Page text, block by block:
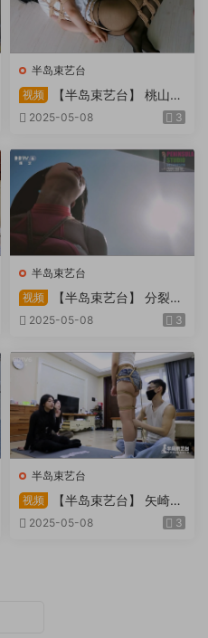
半岛束艺台
视频
【半岛束艺台】 桃山漫
画改编03 团缚美女超刺激玩
2025-05-08 3
半岛束艺台
视频
【半岛束艺台】 分裂的
快感：捆绑检阅式，车顶冷风
天。过路车辆..
2025-05-08 3
半岛束艺台
视频
【半岛束艺台】 矢崎
泽爱 世界上运气最差的女孩
2025-05-08 3